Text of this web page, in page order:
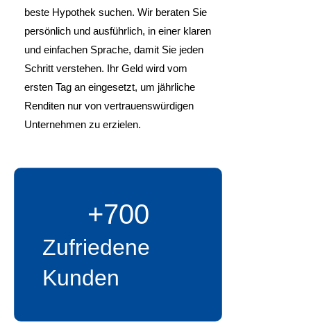
beste Hypothek suchen. Wir beraten Sie
persönlich und ausführlich, in einer klaren
und einfachen Sprache, damit Sie jeden
Schritt verstehen. Ihr Geld wird vom
ersten Tag an eingesetzt, um jährliche
Renditen nur von vertrauenswürdigen
Unternehmen zu erzielen.
Zufriedene
Kunden
+700